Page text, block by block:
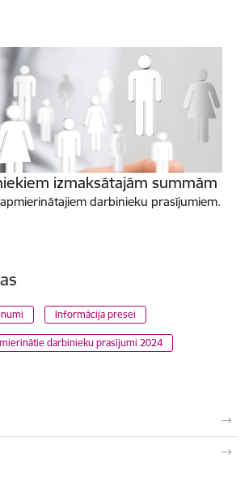
izmaksātajām summām
darbinieku prasījumiem.
Informācija presei
darbinieku prasījumi 2024